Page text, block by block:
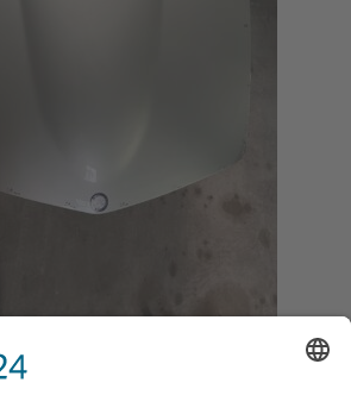
– Pagode – Motorhaube